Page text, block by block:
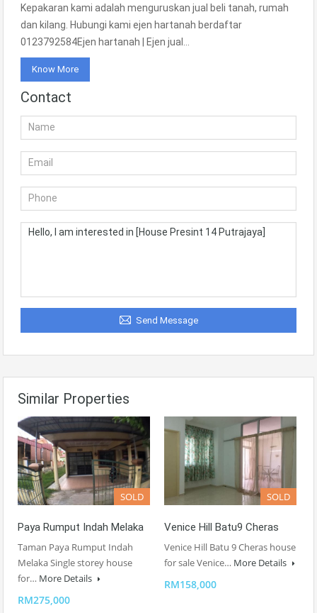
Kepakaran kami adalah menguruskan jual beli tanah, rumah
dan kilang. Hubungi kami ejen hartanah berdaftar
0123792584Ejen hartanah | Ejen jual…
Know More
Contact
Send Message
Similar Properties
SOLD
Paya Rumput Indah Melaka
Taman Paya Rumput Indah
Melaka Single storey house
for… More Details
RM275,000
SOLD
Venice Hill Batu9 Cheras
Venice Hill Batu 9 Cheras house
for sale Venice… More Details
RM158,000